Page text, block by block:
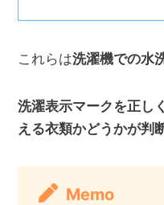
これらは洗濯機での水
洗濯表示マークを正し
える衣類かどうかが判
Memo